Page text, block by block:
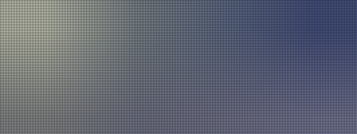
2024
2023
2022
2021
Fachgebiete und
Mannschaft
Jugend
Spielmannszug
A
A
A